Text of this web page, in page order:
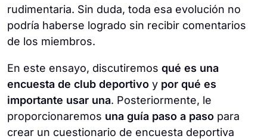
rudimentaria. Sin duda, toda esa evolución no
podría haberse logrado sin recibir comentarios
de los miembros.
En este ensayo, discutiremos qué es una
encuesta de club deportivo y por qué es
importante usar una. Posteriormente, le
proporcionaremos una guía paso a paso para
crear un cuestionario de encuesta deportiva